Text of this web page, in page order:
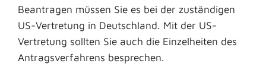
Beantragen müssen Sie es bei der zuständigen
US-Vertretung in Deutschland. Mit der US-
Vertretung sollten Sie auch die Einzelheiten des
Antragsverfahrens besprechen.